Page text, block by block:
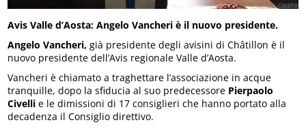
Avis Valle d’Aosta: Angelo Vancheri è il nuovo presidente.
Angelo Vancheri, già presidente degli avisini di Châtillon è il
nuovo presidente dell’Avis regionale Valle d’Aosta.
Vancheri è chiamato a traghettare l’associazione in acque
tranquille, dopo la sfiducia al suo predecessore Pierpaolo
Civelli e le dimissioni di 17 consiglieri che hanno portato alla
decadenza il Consiglio direttivo.